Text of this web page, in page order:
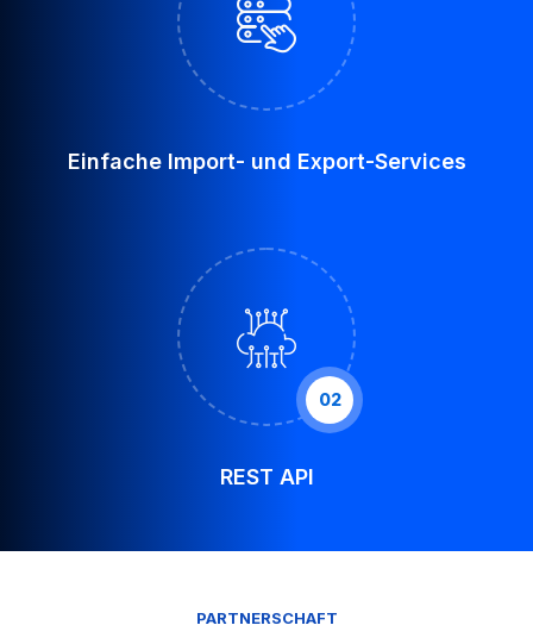
Einfache Import- und Export-Services
02
REST API
PARTNERSCHAFT